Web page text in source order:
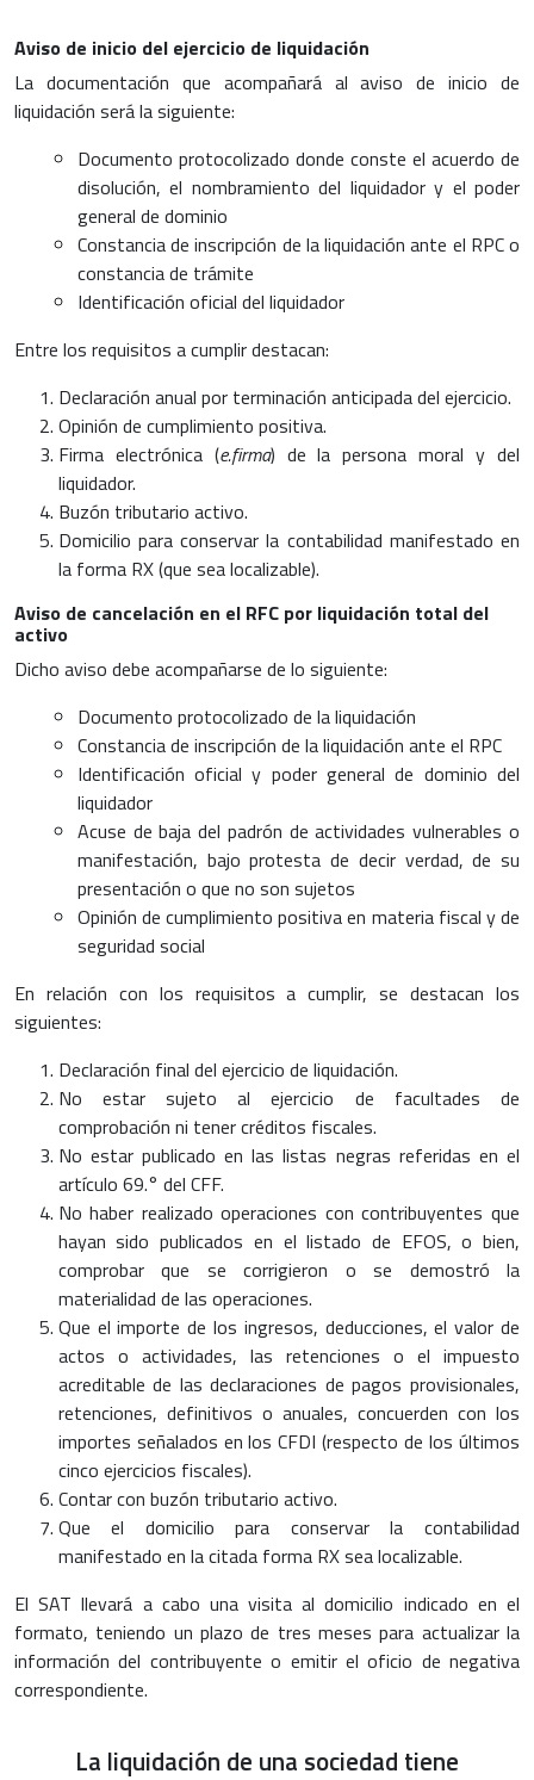
Aviso de inicio del ejercicio de liquidación
La documentación que acompañará al aviso de inicio de
liquidación será la siguiente:
Documento protocolizado donde conste el acuerdo de
disolución, el nombramiento del liquidador y el poder
general de dominio
Constancia de inscripción de la liquidación ante el RPC o
constancia de trámite
Identificación oficial del liquidador
Entre los requisitos a cumplir destacan:
Declaración anual por terminación anticipada del ejercicio.
Opinión de cumplimiento positiva.
Firma electrónica (e.firma) de la persona moral y del
liquidador.
Buzón tributario activo.
Domicilio para conservar la contabilidad manifestado en
la forma RX (que sea localizable).
Aviso de cancelación en el RFC por liquidación total del
activo
Dicho aviso debe acompañarse de lo siguiente:
Documento protocolizado de la liquidación
Constancia de inscripción de la liquidación ante el RPC
Identificación oficial y poder general de dominio del
liquidador
Acuse de baja del padrón de actividades vulnerables o
manifestación, bajo protesta de decir verdad, de su
presentación o que no son sujetos
Opinión de cumplimiento positiva en materia fiscal y de
seguridad social
En relación con los requisitos a cumplir, se destacan los
siguientes:
Declaración final del ejercicio de liquidación.
No estar sujeto al ejercicio de facultades de
comprobación ni tener créditos fiscales.
No estar publicado en las listas negras referidas en el
artículo 69.° del CFF.
No haber realizado operaciones con contribuyentes que
hayan sido publicados en el listado de EFOS, o bien,
comprobar que se corrigieron o se demostró la
materialidad de las operaciones.
Que el importe de los ingresos, deducciones, el valor de
actos o actividades, las retenciones o el impuesto
acreditable de las declaraciones de pagos provisionales,
retenciones, definitivos o anuales, concuerden con los
importes señalados en los CFDI (respecto de los últimos
cinco ejercicios fiscales).
Contar con buzón tributario activo.
Que el domicilio para conservar la contabilidad
manifestado en la citada forma RX sea localizable.
El SAT llevará a cabo una visita al domicilio indicado en el
formato, teniendo un plazo de tres meses para actualizar la
información del contribuyente o emitir el oficio de negativa
correspondiente.
La liquidación de una sociedad tiene